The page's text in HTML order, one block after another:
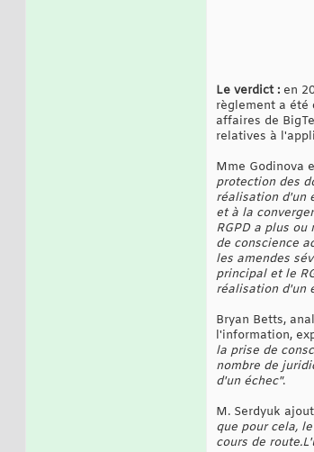
Le verdict : en
règlement a été
affaires de
relatives à
Mme Godinova
protection des
réalisation d'un
et à la
RGPD a plus
de conscience
les amendes
principal et le
réalisation d'un
Bryan Betts,
l'information,
la prise de
nombre de
d'un échec".
M. Serdyuk
que pour cela,
cours de